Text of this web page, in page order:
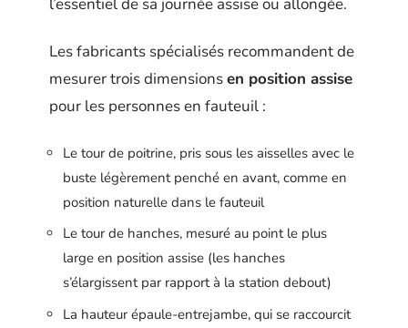
Les fabricants spécialisés recommandent de
mesurer trois dimensionsen position assise
pour les personnes en fauteuil :
Le tour de poitrine, pris sous les aisselles avec le
buste légèrement penché en avant, comme en
position naturelle dans le fauteuil
Le tour de hanches, mesuré au point le plus
large en position assise (les hanches
s’élargissent par rapport à la station debout)
La hauteur épaule-entrejambe, qui se raccourcit